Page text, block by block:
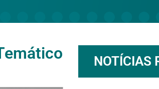
NOTÍCIAS